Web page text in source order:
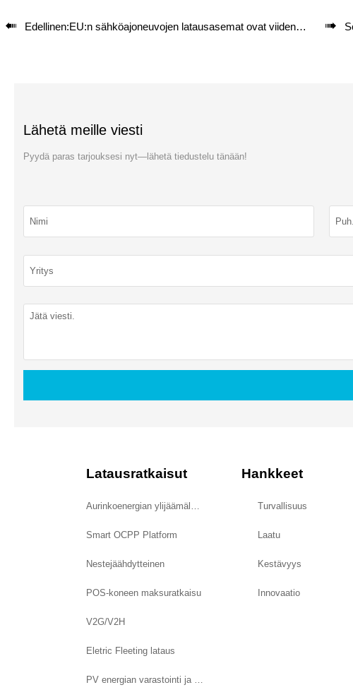
 Edellinen:EU:n sähköajoneuvojen latausasemat ovat viiden parhaan joukossa, joten ero on niin suuri? 
Lähetä meille viesti
Pyydä paras tarjouksesi nyt—lähetä tiedustelu tänään!
Latausratkaisut
Aurinkoenergian ylijäämälataus
Smart OCPP Platform
Nestejäähdytteinen
POS-koneen maksuratkaisu
V2G/V2H
Eletric Fleeting lataus
PV energian varastointi ja latausjärjestelmä
Hankkeet
Turvallisuus
Laatu
Kestävyys
Innovaatio